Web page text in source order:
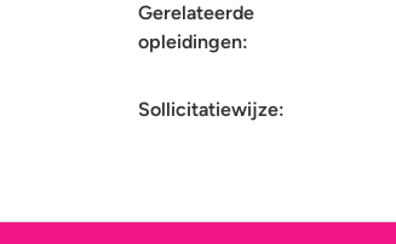
Gerelateerde
opleidingen:
Sollicitatiewijze: